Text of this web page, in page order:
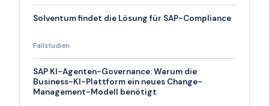
Solventum findet die Lösung für SAP-Compliance
Fallstudien
SAP KI-Agenten-Governance: Warum die
Business-KI-Plattform ein neues Change-
Management-Modell benötigt